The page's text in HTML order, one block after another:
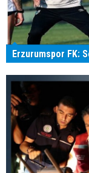
Erzurumspor FK: